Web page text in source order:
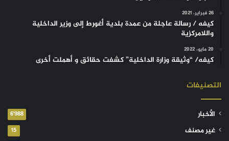
26 فبراير، 2021
كيفه / رسالة عاجلة من عمدة بلدية أغورط إلى وزير الداخلية
واللامركزية
20 مايو، 2022
كيفه/ “وثيقة وزارة الداخلية” كشفت حقائق و أهملت أخرى
التصنيفات
الأخبار 6٬988
غير مصنف 15